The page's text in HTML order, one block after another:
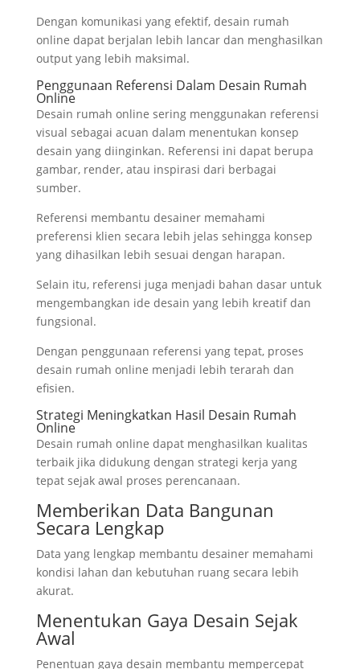
Dengan komunikasi yang efektif, desain rumah
online dapat berjalan lebih lancar dan menghasilkan
output yang lebih maksimal.
Penggunaan Referensi Dalam Desain Rumah
Online
Desain rumah online sering menggunakan referensi
visual sebagai acuan dalam menentukan konsep
desain yang diinginkan. Referensi ini dapat berupa
gambar, render, atau inspirasi dari berbagai
sumber.
Referensi membantu desainer memahami
preferensi klien secara lebih jelas sehingga konsep
yang dihasilkan lebih sesuai dengan harapan.
Selain itu, referensi juga menjadi bahan dasar untuk
mengembangkan ide desain yang lebih kreatif dan
fungsional.
Dengan penggunaan referensi yang tepat, proses
desain rumah online menjadi lebih terarah dan
efisien.
Strategi Meningkatkan Hasil Desain Rumah
Online
Desain rumah online dapat menghasilkan kualitas
terbaik jika didukung dengan strategi kerja yang
tepat sejak awal proses perencanaan.
Memberikan Data Bangunan
Secara Lengkap
Data yang lengkap membantu desainer memahami
kondisi lahan dan kebutuhan ruang secara lebih
akurat.
Menentukan Gaya Desain Sejak
Awal
Penentuan gaya desain membantu mempercepat